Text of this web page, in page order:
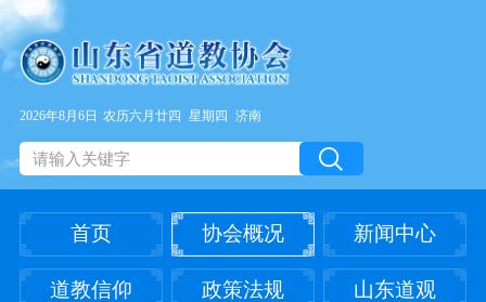
2026年8月6日 农历六月廿四 星期四 济南
首页 协会概况 新闻中心
道教信仰 政策法规 山东道观